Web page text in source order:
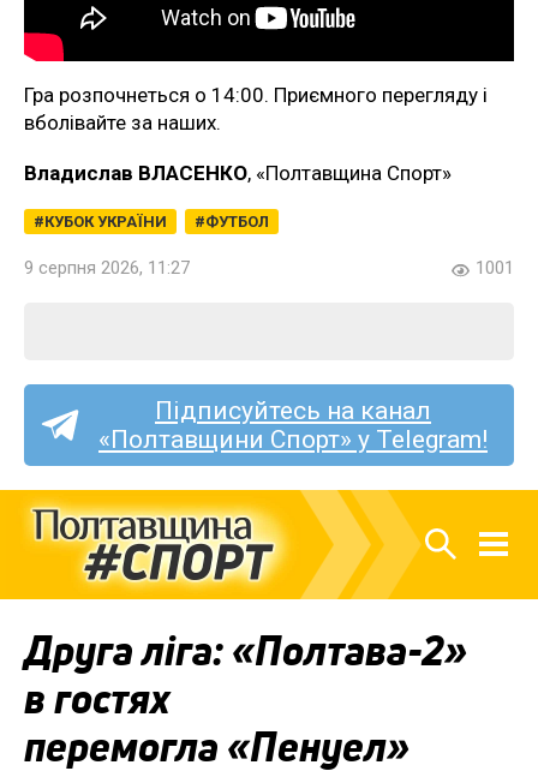
Гра розпочнеться о 14:00. Приємного перегляду і
вболівайте за наших.
Владислав ВЛАСЕНКО, «Полтавщина Спорт»
КУБОК УКРАЇНИ ФУТБОЛ
9 серпня 2026, 11:27 1001
Підписуйтесь на канал
«Полтавщини Спорт» у Telegram!
Друга ліга: «Полтава-2»
в гостях
перемогла «Пенуел»